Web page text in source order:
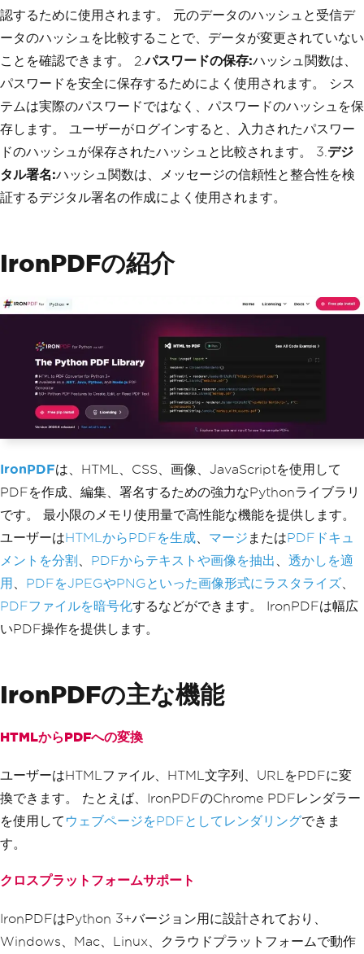
認するために使用されます。 元のデータのハッシュと受信デ
ータのハッシュを比較することで、データが変更されていない
ことを確認できます。 2.パスワードの保存:ハッシュ関数は、
パスワードを安全に保存するためによく使用されます。 シス
テムは実際のパスワードではなく、パスワードのハッシュを保
存します。 ユーザーがログインすると、入力されたパスワー
ドのハッシュが保存されたハッシュと比較されます。 3. デジ
タル署名:ハッシュ関数は、メッセージの信頼性と整合性を検
証するデジタル署名の作成によく使用されます。
IronPDFの紹介
IronPDFは、HTML、CSS、画像、JavaScriptを使用して
PDFを作成、編集、署名するための強力なPythonライブラリ
です。 最小限のメモリ使用量で高性能な機能を提供します。
ユーザーはHTMLからPDFを生成 マージ またはPDFドキュ
メントを分割
PDFからテキストや画像を抽出
透かしを適
用
PDFをJPEGやPNGといった画像形式にラスタライズ
PDFファイルを暗号化するなどができます。 IronPDFは幅広
いPDF操作を提供します。
IronPDFの主な機能
HTMLからPDFへの変換
ユーザーはHTMLファイル、HTML文字列、URLをPDFに変
換できます。 たとえば、IronPDFのChrome PDFレンダラー
を使用して ウェブページをPDFとしてレンダリングできま
す。
クロスプラットフォームサポート
IronPDFはPython 3+バージョン用に設計されており、
Windows、Mac、Linux、クラウドプラットフォームで動作